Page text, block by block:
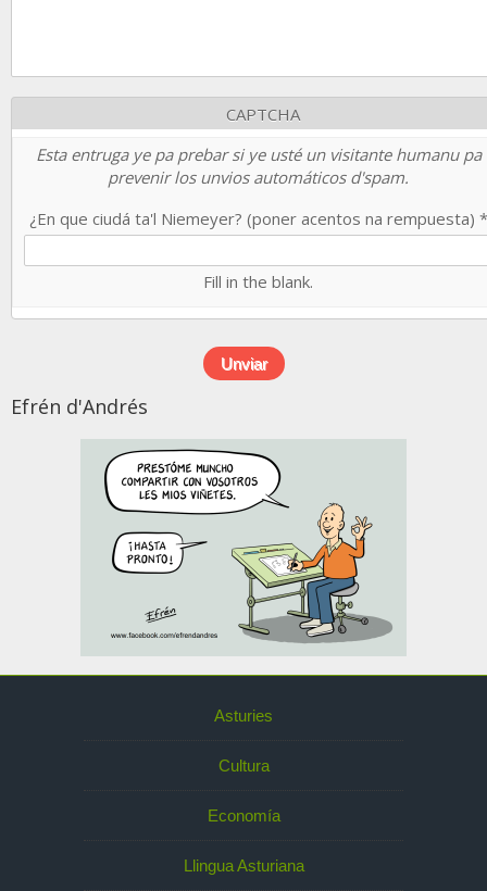
CAPTCHA
Esta entruga ye pa prebar si ye usté un visitante humanu pa
prevenir los unvios automáticos d'spam.
¿En que ciudá ta'l Niemeyer? (poner acentos na rempuesta) *
Fill in the blank.
Efrén d'Andrés
Asturies
Cultura
Economía
Llingua Asturiana